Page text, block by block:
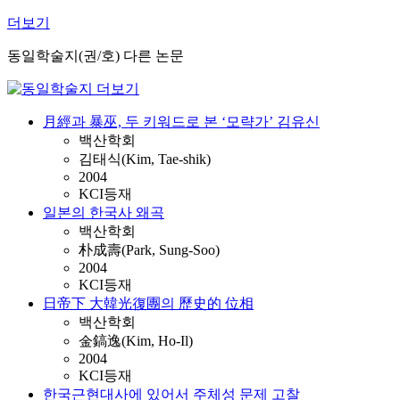
더보기
동일학술지(권/호) 다른 논문
月經과 暴巫, 두 키워드로 본 ‘모략가’ 김유신
백산학회
김태식(Kim, Tae-shik)
2004
KCI등재
일본의 한국사 왜곡
백산학회
朴成壽(Park, Sung-Soo)
2004
KCI등재
日帝下 大韓光復團의 歷史的 位相
백산학회
金鎬逸(Kim, Ho-Il)
2004
KCI등재
한국근현대사에 있어서 주체성 문제 고찰